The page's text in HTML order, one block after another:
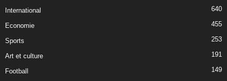
International 640
Economie 455
Sports 253
Art et culture 191
Football 149